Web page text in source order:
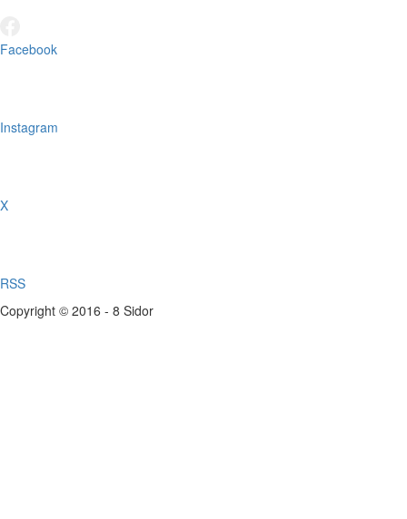
Facebook
Instagram
X
RSS
Copyright © 2016 - 8 Sidor